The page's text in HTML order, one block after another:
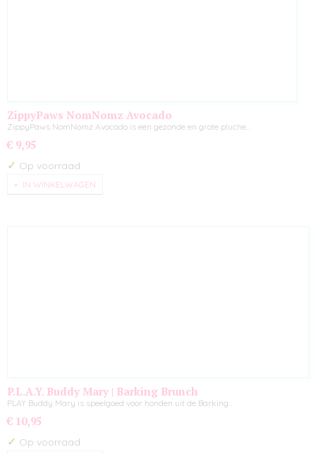
ZippyPaws NomNomz Avocado
ZippyPaws NomNomz Avocado is een gezonde en grote pluche…
€ 9,95
✓ Op voorraad
IN WINKELWAGEN
P.L.A.Y. Buddy Mary | Barking Brunch
PLAY Buddy Mary is speelgoed voor honden uit de Barking…
€ 10,95
✓ Op voorraad